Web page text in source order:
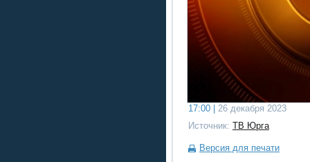
17:00 |
26 декабря 2023
Источник: ТВ Юрга
Версия для печати